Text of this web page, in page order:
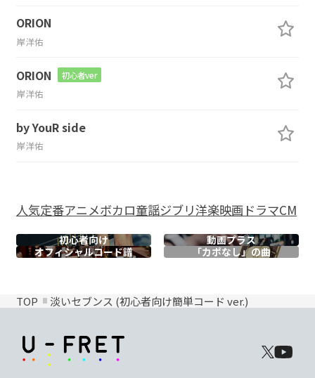
ORION
岸洋佑
ORION 初心者ver
岸洋佑
by YouR side
岸洋佑
人気定番アニメボカロ童謡ジブリ洋楽映画ドラマCM
初心者向け
動画プラス
オフィシャルコード譜 「カポなし」の曲
TOP 淡いセブンス (初心者向け簡単コード ver.)